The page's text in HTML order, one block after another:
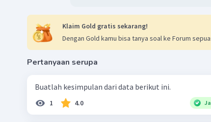
Klaim Gold gratis sekarang!
Dengan Gold kamu bisa tanya soal ke Forum
Pertanyaan serupa
Buatlah kesimpulan dari data berikut ini.
1 4.0